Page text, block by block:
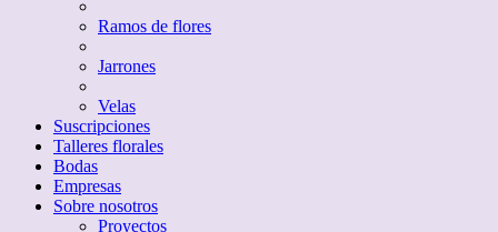
Ramos de flores
Jarrones
Velas
Suscripciones
Talleres florales
Bodas
Empresas
Sobre nosotros
Proyectos